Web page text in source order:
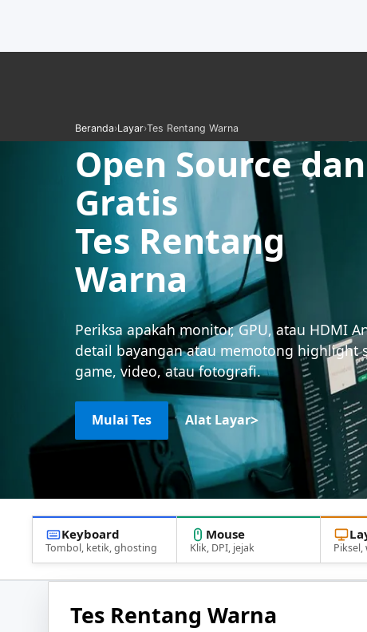
Beranda›Layar›Tes Rentang Warna
Open Source dan
Gratis
Tes Rentang
Warna
Periksa apakah monitor, GPU, atau HDMI
detail bayangan atau memotong highlight
game, video, atau fotografi.
Mulai Tes Alat Layar>
Keyboard
Tombol, ketik, ghosting
Mouse
Klik, DPI, jejak
Tes Rentang Warna